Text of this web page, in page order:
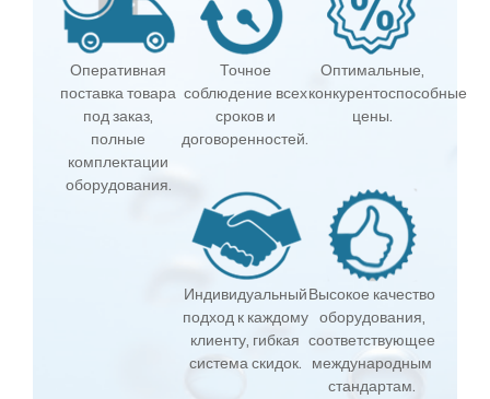
Оперативная
поставка товара
под заказ,
полные
комплектации
оборудования.
Точное
соблюдение всех
сроков и
договоренностей.
Оптимальные,
конкурентоспособные
цены.
Индивидуальный
подход к каждому
клиенту, гибкая
система скидок.
Высокое качество
оборудования,
соответствующее
международным
стандартам.